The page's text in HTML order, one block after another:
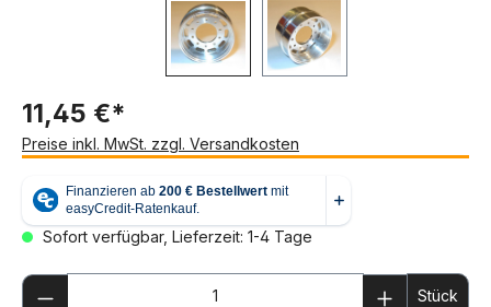
11,45 €*
Preise inkl. MwSt. zzgl. Versandkosten
Sofort verfügbar, Lieferzeit: 1-4 Tage
Produkt Anzahl: Gib den gewünschten
Stück